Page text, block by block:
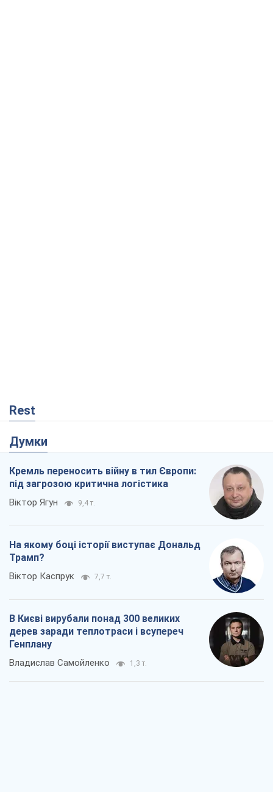
Rest
Думки
Кремль переносить війну в тил Європи:
під загрозою критична логістика
Віктор Ягун 9,4 т.
На якому боці історії виступає Дональд
Трамп?
Віктор Каспрук 7,7 т.
В Києві вирубали понад 300 великих
дерев заради теплотраси і всупереч
Генплану
Владислав Самойленко 1,3 т.